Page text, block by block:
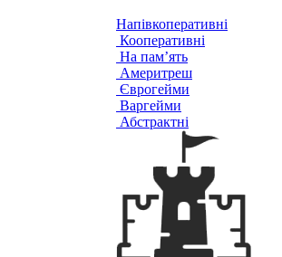
Напівкоперативні
Кооперативні
На пам’ять
Америтреш
Єврогейми
Варгейми
Абстрактні